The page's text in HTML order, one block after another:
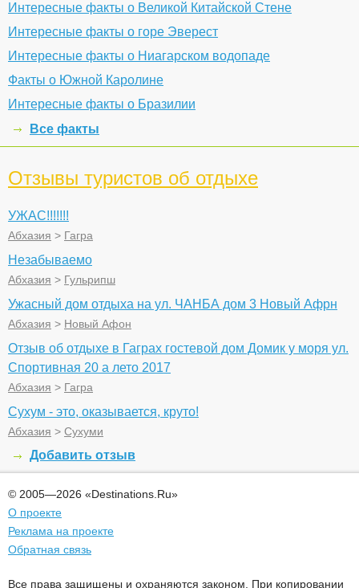
Интересные факты о Великой Китайской Стене
Интересные факты о горе Эверест
Интересные факты о Ниагарском водопаде
Факты о Южной Каролине
Интересные факты о Бразилии
Все факты
Отзывы туристов об отдыхе
УЖАС!!!!!!!
Абхазия > Гагра
Незабываемо
Абхазия > Гульрипш
Ужасный дом отдыха на ул. ЧАНБА дом 3 Новый Афрн
Абхазия > Новый Афон
Отзыв об отдыхе в Гаграх гостевой дом Домик у моря ул.
Спортивная 20 а лето 2017
Абхазия > Гагра
Сухум - это, оказывается, круто!
Абхазия > Сухуми
Добавить отзыв
© 2005—2026 «Destinations.Ru»
О проекте
Реклама на проекте
Обратная связь
Все права защищены и охраняются законом. При копировании